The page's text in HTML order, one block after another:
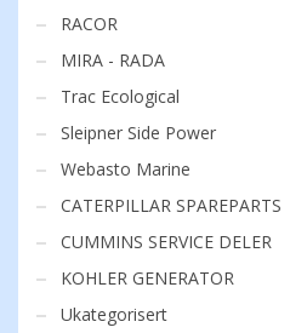
RACOR
MIRA - RADA
Trac Ecological
Sleipner Side Power
Webasto Marine
CATERPILLAR SPAREPARTS
CUMMINS SERVICE DELER
KOHLER GENERATOR
Ukategorisert